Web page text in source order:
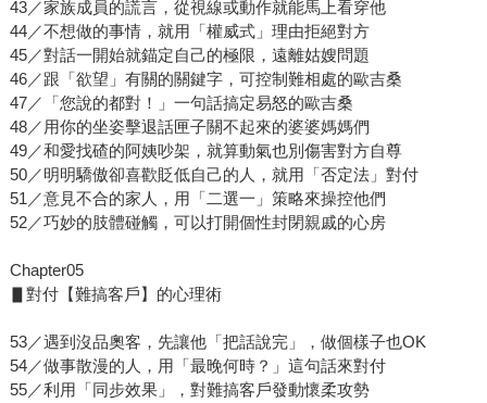
43／家族成員的謊言，從視線或動作就能馬上看穿他
44／不想做的事情，就用「權威式」理由拒絕對方
45／對話一開始就錨定自己的極限，遠離姑嫂問題
46／跟「欲望」有關的關鍵字，可控制難相處的歐吉桑
47／「您說的都對！」一句話搞定易怒的歐吉桑
48／用你的坐姿擊退話匣子關不起來的婆婆媽媽們
49／和愛找碴的阿姨吵架，就算動氣也別傷害對方自尊
50／明明驕傲卻喜歡貶低自己的人，就用「否定法」對付
51／意見不合的家人，用「二選一」策略來操控他們
52／巧妙的肢體碰觸，可以打開個性封閉親戚的心房
Chapter05
▋對付【難搞客戶】的心理術
53／遇到沒品奧客，先讓他「把話說完」，做個樣子也OK
54／做事散漫的人，用「最晚何時？」這句話來對付
55／利用「同步效果」，對難搞客戶發動懷柔攻勢